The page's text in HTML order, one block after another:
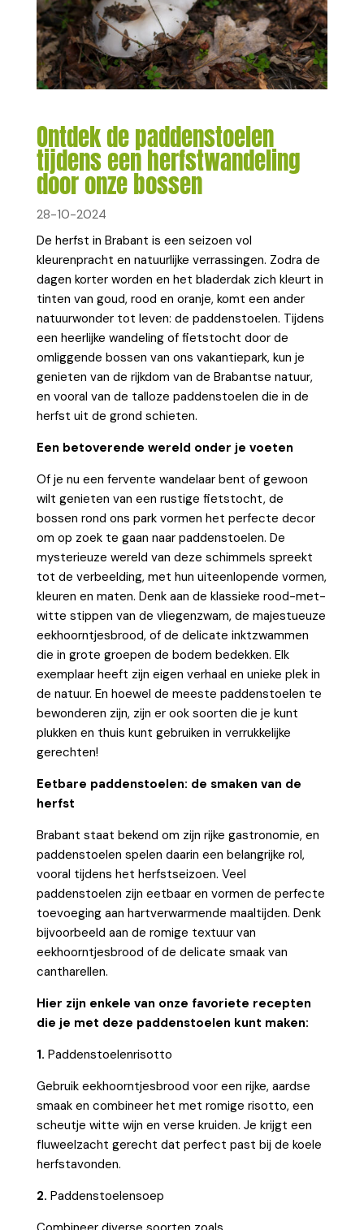
Ontdek de paddenstoelen
tijdens een herfstwandeling
door onze bossen
28-10-2024
De herfst in Brabant is een seizoen vol
kleurenpracht en natuurlijke verrassingen. Zodra de
dagen korter worden en het bladerdak zich kleurt in
tinten van goud, rood en oranje, komt een ander
natuurwonder tot leven: de paddenstoelen. Tijdens
een heerlijke wandeling of fietstocht door de
omliggende bossen van ons vakantiepark, kun je
genieten van de rijkdom van de Brabantse natuur,
en vooral van de talloze paddenstoelen die in de
herfst uit de grond schieten.
Een betoverende wereld onder je voeten
Of je nu een fervente wandelaar bent of gewoon
wilt genieten van een rustige fietstocht, de
bossen rond ons park vormen het perfecte decor
om op zoek te gaan naar paddenstoelen. De
mysterieuze wereld van deze schimmels spreekt
tot de verbeelding, met hun uiteenlopende vormen,
kleuren en maten. Denk aan de klassieke rood-met-
witte stippen van de vliegenzwam, de majestueuze
eekhoorntjesbrood, of de delicate inktzwammen
die in grote groepen de bodem bedekken. Elk
exemplaar heeft zijn eigen verhaal en unieke plek in
de natuur. En hoewel de meeste paddenstoelen te
bewonderen zijn, zijn er ook soorten die je kunt
plukken en thuis kunt gebruiken in verrukkelijke
gerechten!
Eetbare paddenstoelen: de smaken van de
herfst
Brabant staat bekend om zijn rijke gastronomie, en
paddenstoelen spelen daarin een belangrijke rol,
vooral tijdens het herfstseizoen. Veel
paddenstoelen zijn eetbaar en vormen de perfecte
toevoeging aan hartverwarmende maaltijden. Denk
bijvoorbeeld aan de romige textuur van
eekhoorntjesbrood of de delicate smaak van
cantharellen.
Hier zijn enkele van onze favoriete recepten
die je met deze paddenstoelen kunt maken:
1. Paddenstoelenrisotto
Gebruik eekhoorntjesbrood voor een rijke, aardse
smaak en combineer het met romige risotto, een
scheutje witte wijn en verse kruiden. Je krijgt een
fluweelzacht gerecht dat perfect past bij de koele
herfstavonden.
2. Paddenstoelensoep